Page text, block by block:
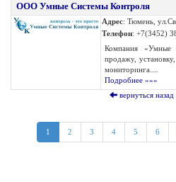
ООО Умные Системы Контроля
Адрес: Тюмень,
Телефон: +7(3452)
Компания «Умные
продажу,
мониторинга....
Подробнее »»»
вернуться назад
1 2 3 4 5 6